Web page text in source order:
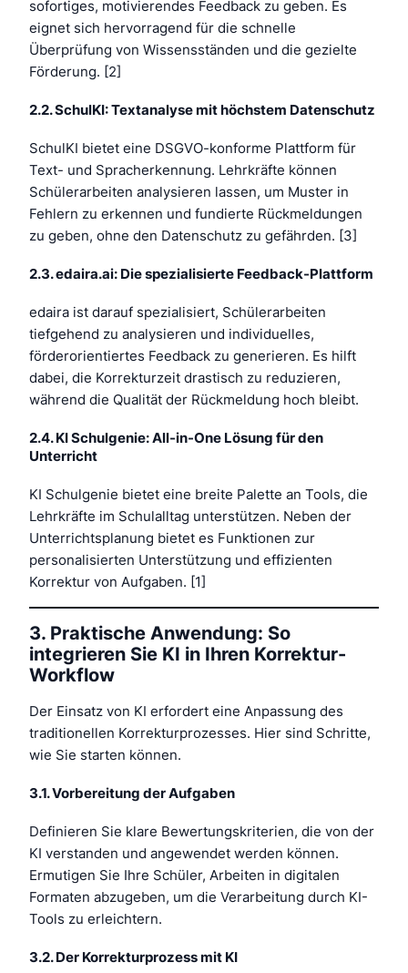
sofortiges, motivierendes Feedback zu geben. Es
eignet sich hervorragend für die schnelle
Überprüfung von Wissensständen und die gezielte
Förderung. [2]
2.2. SchulKI: Textanalyse mit höchstem Datenschutz
SchulKI bietet eine DSGVO-konforme Plattform für
Text- und Spracherkennung. Lehrkräfte können
Schülerarbeiten analysieren lassen, um Muster in
Fehlern zu erkennen und fundierte Rückmeldungen
zu geben, ohne den Datenschutz zu gefährden. [3]
2.3. edaira.ai: Die spezialisierte Feedback-Plattform
edaira ist darauf spezialisiert, Schülerarbeiten
tiefgehend zu analysieren und individuelles,
förderorientiertes Feedback zu generieren. Es hilft
dabei, die Korrekturzeit drastisch zu reduzieren,
während die Qualität der Rückmeldung hoch bleibt.
2.4. KI Schulgenie: All-in-One Lösung für den
Unterricht
KI Schulgenie bietet eine breite Palette an Tools, die
Lehrkräfte im Schulalltag unterstützen. Neben der
Unterrichtsplanung bietet es Funktionen zur
personalisierten Unterstützung und effizienten
Korrektur von Aufgaben. [1]
3. Praktische Anwendung: So
integrieren Sie KI in Ihren Korrektur-
Workflow
Der Einsatz von KI erfordert eine Anpassung des
traditionellen Korrekturprozesses. Hier sind Schritte,
wie Sie starten können.
3.1. Vorbereitung der Aufgaben
Definieren Sie klare Bewertungskriterien, die von der
KI verstanden und angewendet werden können.
Ermutigen Sie Ihre Schüler, Arbeiten in digitalen
Formaten abzugeben, um die Verarbeitung durch KI-
Tools zu erleichtern.
3.2. Der Korrekturprozess mit KI